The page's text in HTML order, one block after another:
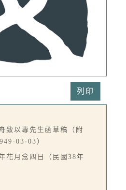
列印
致以專先生函草稿（附
03-03）
花月念四日（民國38年